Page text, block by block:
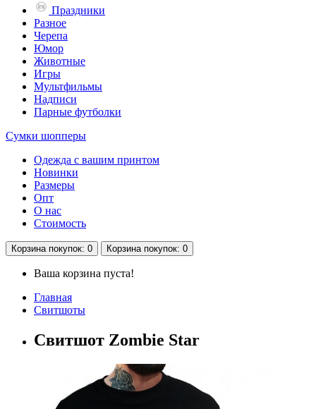
Праздники
Разное
Черепа
Юмор
Животные
Игры
Мультфильмы
Надписи
Парные футболки
Сумки шопперы
Одежда с вашим принтом
Новинки
Размеры
Опт
О нас
Стоимость
Корзинапокупок: 0 Корзинапокупок: 0
Ваша корзина пуста!
Главная
Свитшоты
Свитшот Zombie Star